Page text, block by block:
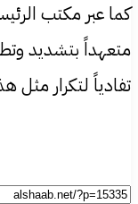
كما عبر مكتب
متعهداً بتشديد
تفادياً لتكرار مثل